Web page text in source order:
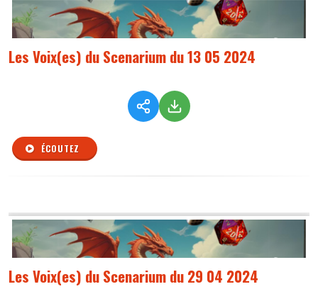
Les Voix(es) du Scenarium du 13 05 2024
ÉCOUTEZ
Les Voix(es) du Scenarium du 29 04 2024